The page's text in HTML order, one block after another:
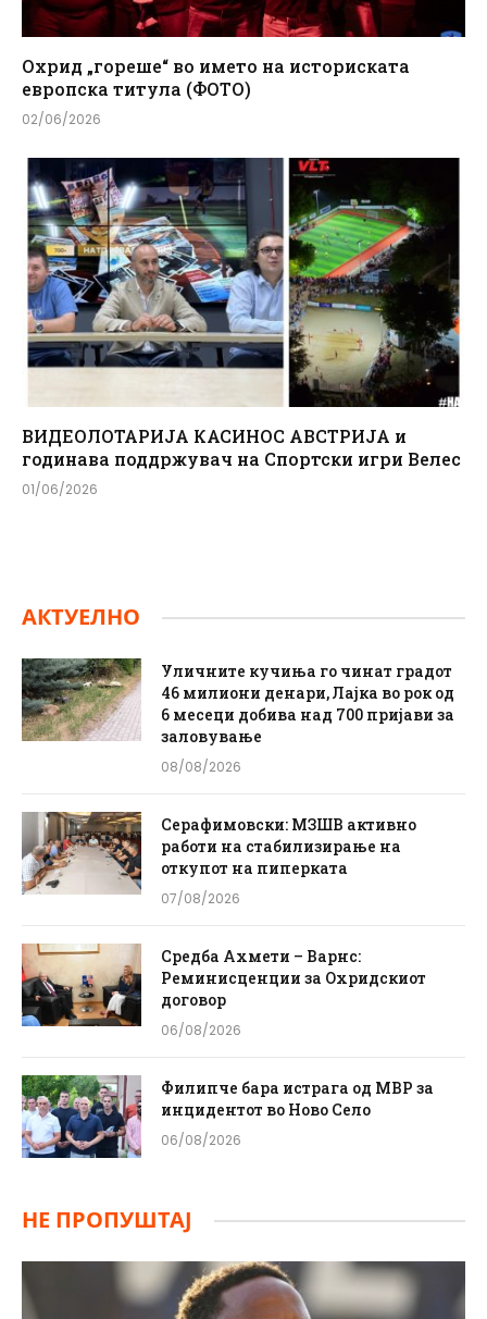
Охрид „гореше“ во името на историската
европска титула (ФОТО)
02/06/2026
ВИДЕОЛОТАРИЈА КАСИНОС АВСТРИЈА и
годинава поддржувач на Спортски игри Велес
01/06/2026
АКТУЕЛНО
Уличните кучиња го чинат градот
46 милиони денари, Лајка во рок од
6 месеци добива над 700 пријави за
заловување
08/08/2026
Серафимовски: МЗШВ активно
работи на стабилизирање на
откупот на пиперката
07/08/2026
Средба Ахмети – Варнс:
Реминисценции за Охридскиот
договор
06/08/2026
Филипче бара истрага од МВР за
инцидентот во Ново Село
06/08/2026
НЕ ПРОПУШТАЈ